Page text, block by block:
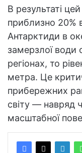
В результаті
приблизно 20%
Антарктиди в
замерзлої води
регіонах, то
метра. Це
прибережних
світу — навряд
масштабної